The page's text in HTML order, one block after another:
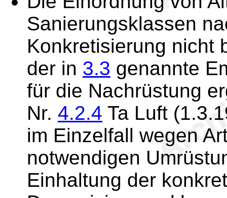
Sanierungsklassen
Konkretisierung nicht
der in 3.3 genannte
für die Nachrüstung
Nr. 4.2.4 Ta Luft
im Einzelfall wegen
notwendigen
Einhaltung der